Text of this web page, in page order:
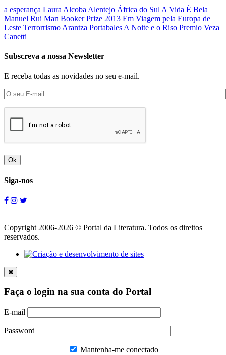
a esperança Laura Alcoba Alentejo África do Sul A Vida É Bela
Manuel Rui Man Booker Prize 2013 Em Viagem pela Europa de
Leste Terrorrismo Arantza Portabales A Noite e o Riso Premio Veza
Canetti
Subscreva a nossa Newsletter
E receba todas as novidades no seu e-mail.
Ok
Siga-nos
Copyright 2006-2026 © Portal da Literatura. Todos os direitos
reservados.
Faça o login na sua conta do Portal
E-mail
Password
Mantenha-me conectado